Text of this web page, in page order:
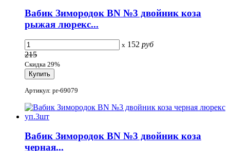
Вабик Зимородок BN №3 двойник коза
рыжая люрекс...
x 152 руб
215
Скидка 29%
Артикул: pr-69079
Вабик Зимородок BN №3 двойник коза
черная...